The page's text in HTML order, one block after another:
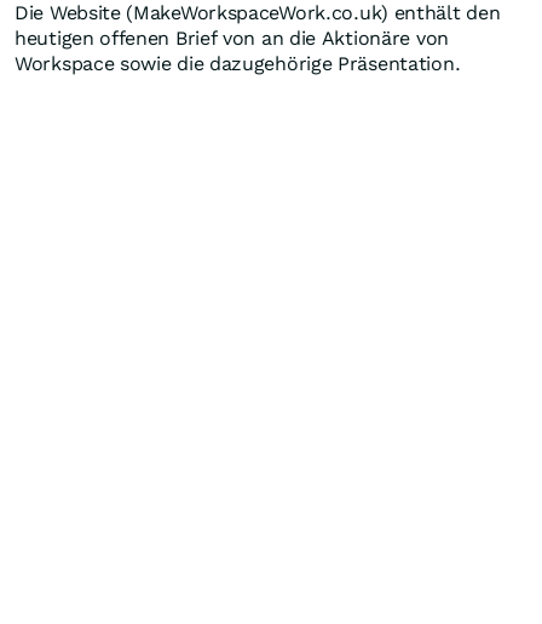
Die Website (MakeWorkspaceWork.co.uk) enthält den
heutigen offenen Brief von an die Aktionäre von
Workspace sowie die dazugehörige Präsentation.